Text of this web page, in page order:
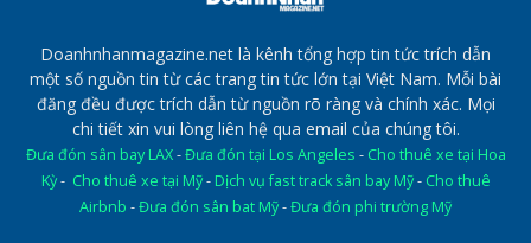
Doanhnhanmagazine.net là kênh tổng hợp tin tức trích dẫn
một số nguồn tin từ các trang tin tức lớn tại Việt Nam. Mỗi bài
đăng đều được trích dẫn từ nguồn rõ ràng và chính xác. Mọi
chi tiết xin vui lòng liên hệ qua email của chúng tôi.
Đưa đón sân bay LAX-Đưa đón tại Los Angeles - Cho thuê xe tại Hoa
Kỳ- Cho thuê xe tại Mỹ- Dịch vụ fast track sân bay Mỹ- Cho thuê
Airbnb -Đưa đón sân bat Mỹ-Đưa đón phi trường Mỹ